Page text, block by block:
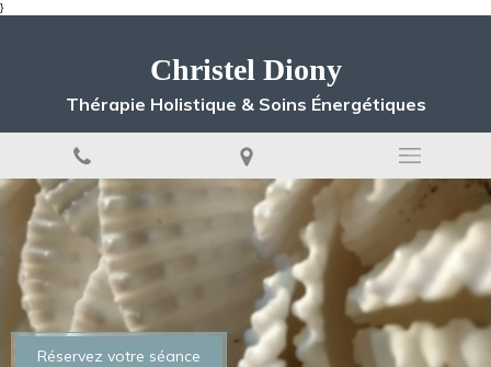
}
Christel Diony
Thérapie Holistique & Soins Énergétiques
Réservez votre séance